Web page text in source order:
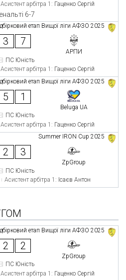
Асистент арбітра 1: Гаценко Сергій
6-7
етап Вищої ліги АФЗО 2025
3 7
АРПИ
ПС Юність
Асистент арбітра 1: Гаценко Сергій
етап Вищої ліги АФЗО 2025
5 1
Beluga UA
ПС Юність
Асистент арбітра 1: Гаценко Сергій
Summer IRON Cup 2025
2 3
ZpGroup
ПС Юність
Асистент арбітра 1: Ісаєв Антон
етап Вищої ліги АФЗО 2025
2 2
ZpGroup
ПС Юність
Асистент арбітра 1: Гаценко Сергій